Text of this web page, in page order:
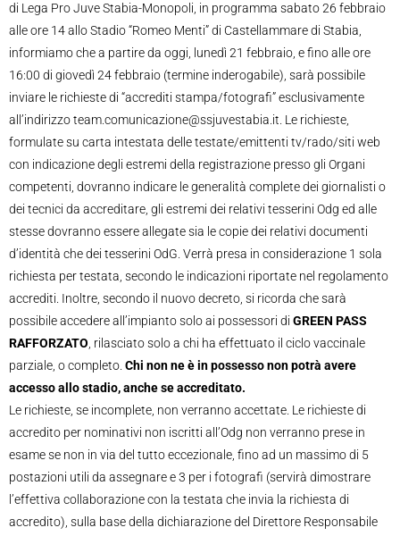
di Lega Pro Juve Stabia-Monopoli, in programma sabato 26 febbraio
alle ore 14 allo Stadio “Romeo Menti” di Castellammare di Stabia,
informiamo che a partire da oggi, lunedì 21 febbraio, e fino alle ore
16:00 di giovedì 24 febbraio (termine inderogabile), sarà possibile
inviare le richieste di “accrediti stampa/fotografi” esclusivamente
all’indirizzo team.comunicazione@ssjuvestabia.it. Le richieste,
formulate su carta intestata delle testate/emittenti tv/rado/siti web
con indicazione degli estremi della registrazione presso gli Organi
competenti, dovranno indicare le generalità complete dei giornalisti o
dei tecnici da accreditare, gli estremi dei relativi tesserini Odg ed alle
stesse dovranno essere allegate sia le copie dei relativi documenti
d’identità che dei tesserini OdG. Verrà presa in considerazione 1 sola
richiesta per testata, secondo le indicazioni riportate nel regolamento
accrediti. Inoltre, secondo il nuovo decreto, si ricorda che sarà
possibile accedere all’impianto solo ai possessori di GREEN PASS
RAFFORZATO , rilasciato solo a chi ha effettuato il ciclo vaccinale
parziale, o completo. Chi non ne è in possesso non potrà avere
accesso allo stadio, anche se accreditato.
Le richieste, se incomplete, non verranno accettate. Le richieste di
accredito per nominativi non iscritti all’Odg non verranno prese in
esame se non in via del tutto eccezionale, fino ad un massimo di 5
postazioni utili da assegnare e 3 per i fotografi (servirà dimostrare
l’effettiva collaborazione con la testata che invia la richiesta di
accredito), sulla base della dichiarazione del Direttore Responsabile